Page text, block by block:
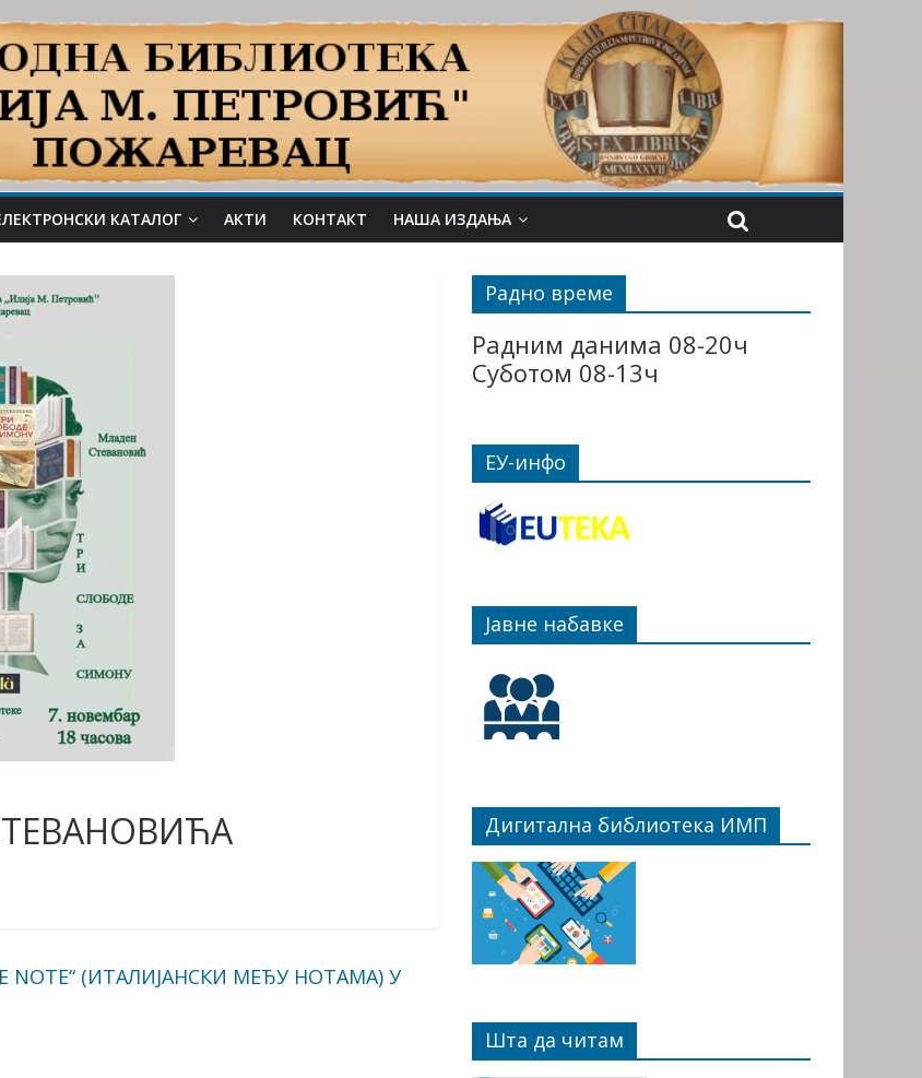
КАТАЛОГ АКТИ КОНТАКТ НАША ИЗДАЊА
NOTE“ (ИТАЛИЈАНСКИ МЕЂУ НОТАМА) У
Радно време
Радним данима 08-20ч
Суботом 08-13ч
ЕУ-инфо
Јавне набавке
Дигитална библиотека ИМП
Шта да читам